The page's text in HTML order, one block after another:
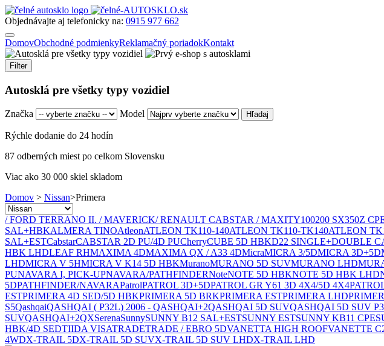
Objednávajte aj telefonicky na: 0915 977 662
DomovObchodné podmienkyReklamačný poriadokKontakt
Filter
Autosklá pre všetky typy vozidiel
Značka Model
Rýchle dodanie do 24 hodín
87 odberných miest po celkom Slovensku
Viac ako 30 000 skiel skladom
Domov > Nissan>Primera
/ FORD TERRANO II. / MAVERICK/ RENAULT CABSTAR / MAXITY100200 SX350Z
SAL+HBKALMERA TINOAtleonATLEON TK110-140ATLEON TK110-TK140ATLEON
SAL+ESTCabstarCABSTAR 2D PU/4D PUCherryCUBE 5D HBKD22 SINGLE+DOUBLE
HBK LHDLEAF RHMAXIMA 4DMAXIMA QX / A33 4DMicraMICRA 3/5DMICRA 3D+5D
LHDMICRA V 5HMICRA V K14 5D HBKMuranoMURANO 5D SUVMURANO LHD
PUNAVARA I, PICK-UPNAVARA/PATHFINDERNoteNOTE 5D HBKNOTE 5D HBK LHD
5DPATHFINDER/NAVARAPatrolPATROL 3D+5DPATROL GR Y61 3D 4X4/5D 4X4
ESTPRIMERA 4D SED/5D HBKPRIMERA 5D BRKPRIMERA ESTPRIMERA LHD
S5QashqaiQASHQAI ( P32L) 2006 - QASHQAI+2QASHQAI 5D SUVQASHQAI 5D SUV
SUVQASHQAI+2QXSerenaSunnySUNNY B12 SAL+ESTSUNNY ESTSUNNY KB11 CPE
HBK/4D SEDTIIDA VISATRADETRADE / EBRO 5DVANETTA HIGH ROOFVANETTE
4WDX-TRAIL 5DX-TRAIL 5D SUVX-TRAIL 5D SUV LHDX-TRAIL LHD